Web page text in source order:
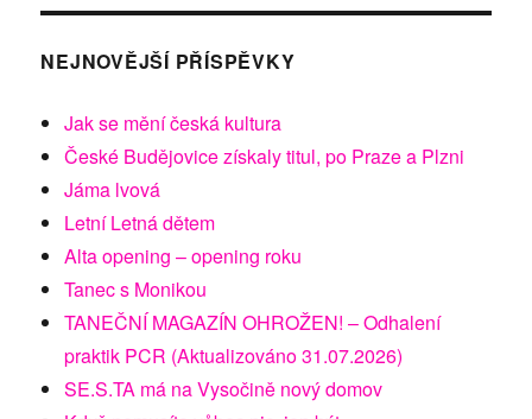
NEJNOVĚJŠÍ PŘÍSPĚVKY
Jak se mění česká kultura
České Budějovice získaly titul, po Praze a Plzni
Jáma lvová
Letní Letná dětem
Alta opening – opening roku
Tanec s Monikou
TANEČNÍ MAGAZÍN OHROŽEN! – Odhalení
praktik PCR (Aktualizováno 31.07.2026)
SE.S.TA má na Vysočině nový domov